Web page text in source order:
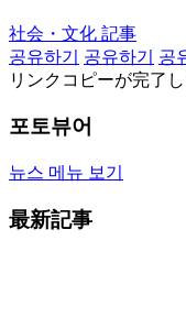
社会・文化 記事
공유하기
공유하기 공
リンクコピーが完了し
포토뷰어
뉴스 메뉴 보기
最新記事